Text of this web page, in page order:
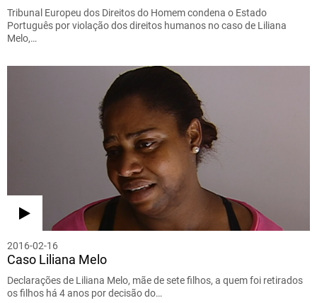
Tribunal Europeu dos Direitos do Homem condena o Estado
Português por violação dos direitos humanos no caso de Liliana
Melo,…
2016-02-16
Caso Liliana Melo
Declarações de Liliana Melo, mãe de sete filhos, a quem foi retirados
os filhos há 4 anos por decisão do…